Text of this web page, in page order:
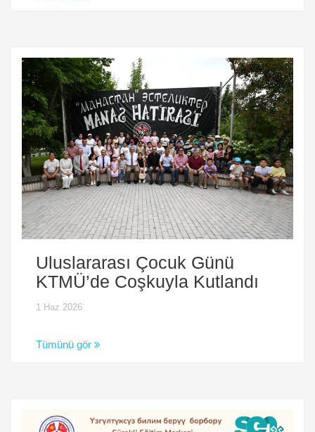
Uluslararası Çocuk Günü
KTMÜ’de Coşkuyla Kutlandı
1 Haz 2026
Tümünü gör